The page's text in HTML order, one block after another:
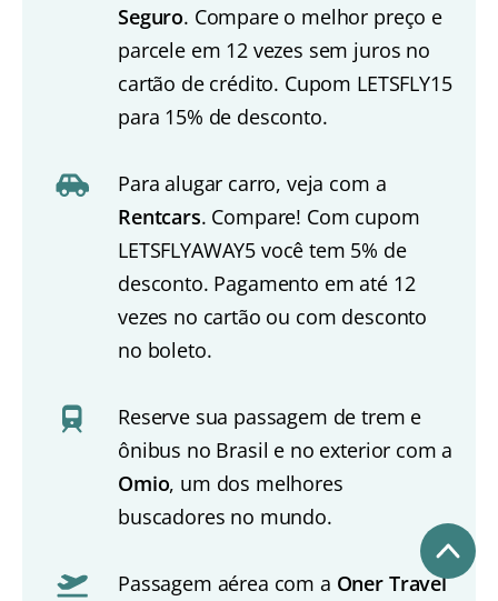
Seguro. Compare o melhor preço e
parcele em 12 vezes sem juros no
cartão de crédito. Cupom LETSFLY15
para 15% de desconto.
Para alugar carro, veja com a
Rentcars. Compare! Com cupom
LETSFLYAWAY5 você tem 5% de
desconto. Pagamento em até 12
vezes no cartão ou com desconto
no boleto.
Reserve sua passagem de trem e
ônibus no Brasil e no exterior com a
Omio, um dos melhores
buscadores no mundo.
Passagem aérea com a Oner Travel